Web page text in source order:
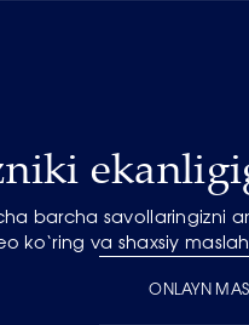
barcha savollaringizni
ko‘ring va shaxsiy
ONLAYN